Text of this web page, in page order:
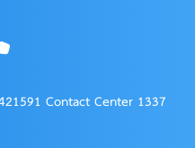
Contact Center 1337